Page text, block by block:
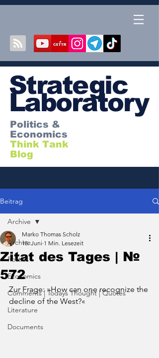
Strategic
Laboratory
Politics &
Economics
Think Tank
Blog
Beitrag
Archive
Politics
Economics
Comments | Todays Thought | Quotes
Literature
Documents
Archive
Zitat des Tages | №
572
Marko Thomas Scholz
15. Juni 1 Min. Lesezeit
Zur Frage: »How can one recognize the
decline of the West?«